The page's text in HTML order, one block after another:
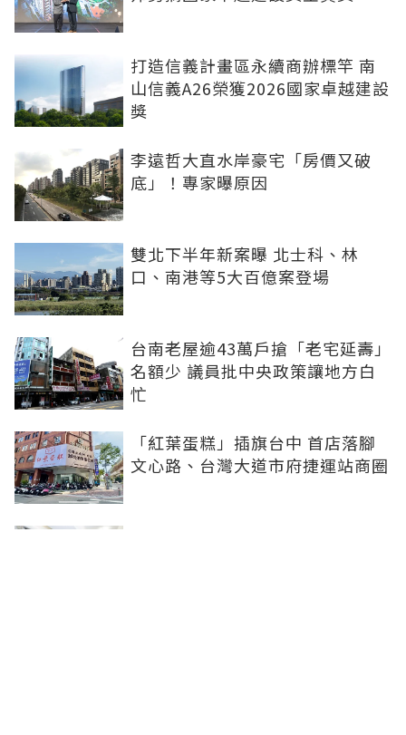
打造信義計畫區永續商辦標竿 南
山信義A26榮獲2026國家卓越建設
獎
李遠哲大直水岸豪宅「房價又破
底」！專家曝原因
雙北下半年新案曝 北士科、林
口、南港等5大百億案登場
台南老屋逾43萬戶搶「老宅延壽」
名額少 議員批中央政策讓地方白
忙
「紅葉蛋糕」插旗台中 首店落腳
文心路、台灣大道市府捷運站商圈